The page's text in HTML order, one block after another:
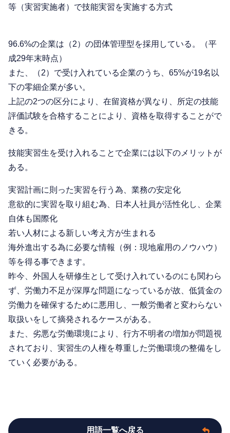
等（実習実施者）で技能実習を実施する方式
96.6%の企業は（2）の団体管理型を採用している。（平
成29年末時点）
また、（2）で受け入れている企業のうち、65%が19名以
下の零細企業が多い。
上記の2つの区分により、在留資格が異なり、所定の技能
評価試験を合格することにより、資格を取得することがで
きる。
技能実習生を受け入れることで企業には以下のメリットが
ある。
実習計画に則った実習を行う為、業務の安定化
意欲的に実習を取り組む為、日本人社員が活性化し、企業
自体も国際化
若い人材による新しい考え方が生まれる
海外進出する為に必要な情報（例：現地雇用のノウハウ）
等を得る事できます。
昨今、外国人を研修生として受け入れているのにも関わら
ず、労働力不足が深厚な問題になっているが故、低賃金の
労働力を確保するために悪用し、一般労働者と変わらない
取扱いをして摘発されるケースがある。
また、劣悪な労働環境により、行方不明者の増加が問題視
されており、実習生の人権を尊重した労働環境の整備をし
ていく必要がある。
用語一覧へ戻る